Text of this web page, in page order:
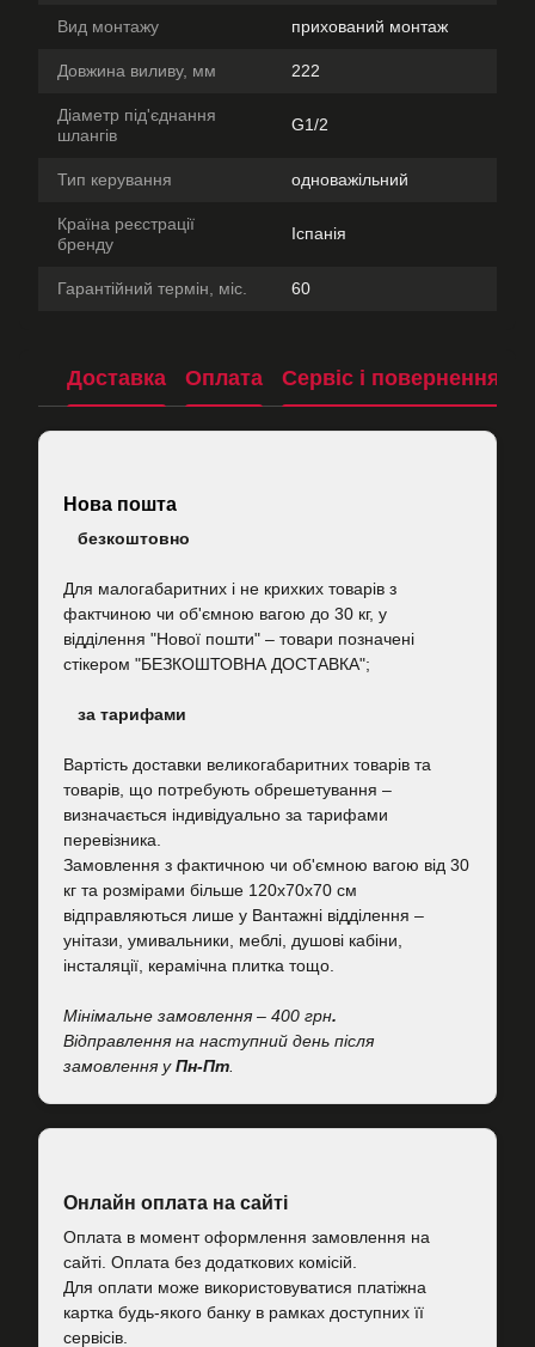
Вид монтажу прихований монтаж
Довжина виливу, мм 222
Діаметр під'єднання
шлангів
G1/2
Тип керування одноважільний
Країна реєстрації
бренду
Іспанія
Гарантійний термін, міс. 60
Доставка Оплата Сервіс і повернення
Нова пошта
безкоштовно
Для малогабаритних і не крихких товарів з
фактчиною чи об'ємною вагою до 30 кг, у
відділення "Нової пошти" – товари позначені
стікером "БЕЗКОШТОВНА ДОСТАВКА";
за тарифами
Вартість доставки великогабаритних товарів та
товарів, що потребують обрешетування –
визначається індивідуально за тарифами
перевізника.
Замовлення з фактичною чи об'ємною вагою від 30
кг та розмірами більше 120х70х70 см
відправляються лише у Вантажні відділення –
унітази, умивальники, меблі, душові кабіни,
інсталяції, керамічна плитка тощо.
Мінімальне замовлення – 400 грн.
Відправлення на наступний день після
замовлення уПн-Пт
Онлайн оплата на сайті
Оплата в момент оформлення замовлення на
сайті. Оплата без додаткових комісій.
Для оплати може використовуватися платіжна
картка будь-якого банку в рамках доступних її
сервісів.